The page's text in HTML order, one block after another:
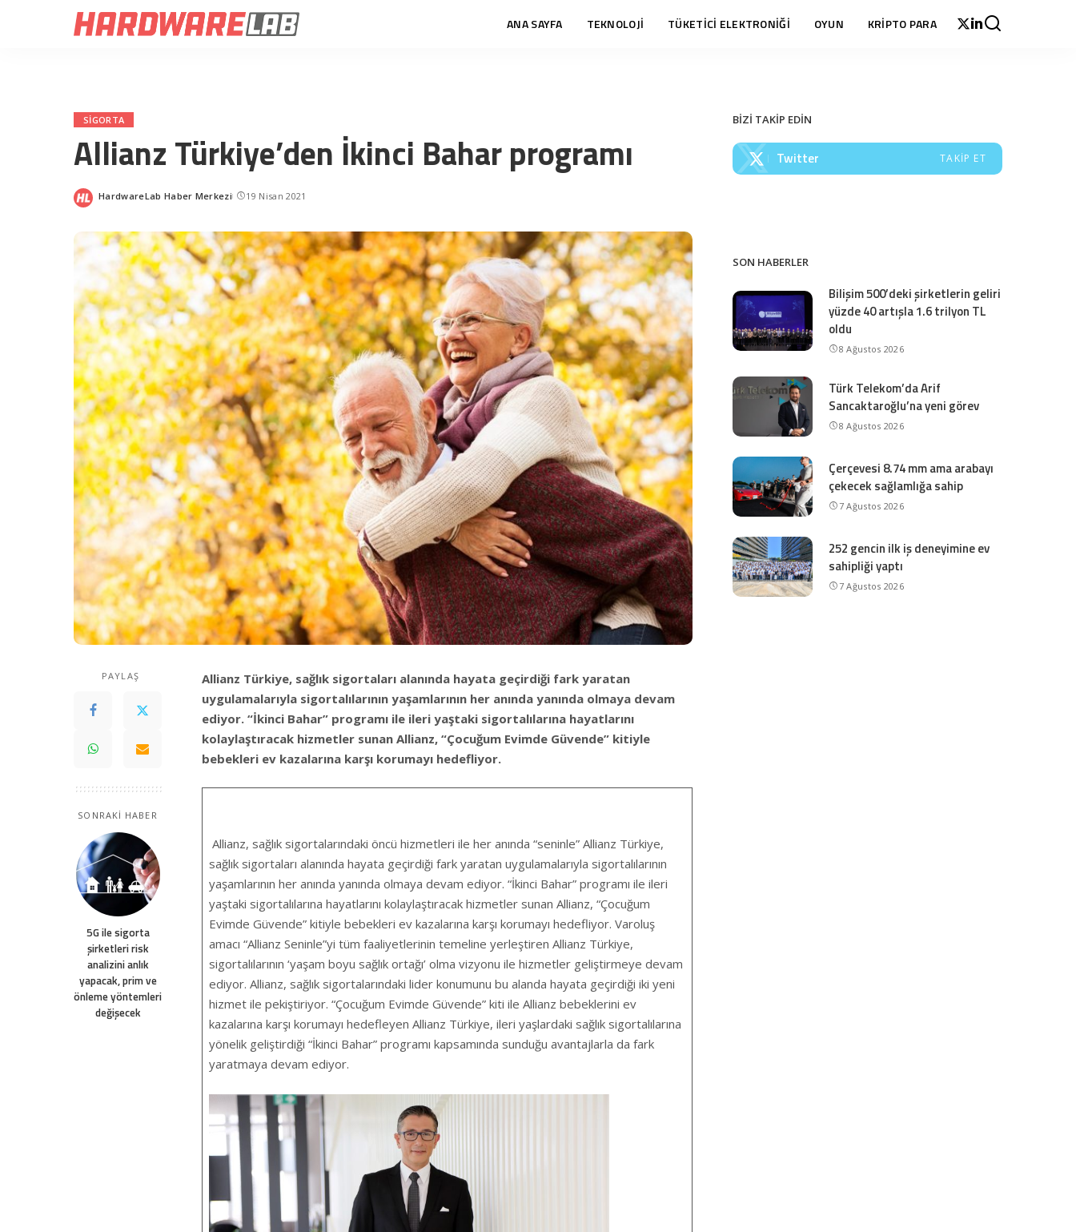
ANA SAYFA TEKNOLOJİ TÜKETİCİ ELEKTRONİĞİ OYUN KRİPTO PARA
SIGORTA
Allianz Türkiye’den İkinci Bahar programı
Posted
HardwareLab Haber Merkezi 19 Nisan 2021
PAYLAŞ
SONRAKİ HABER
5G ile sigorta
şirketleri risk
analizini anlık
yapacak, prim ve
önleme yöntemleri
değişecek
Allianz Türkiye, sağlık sigortaları alanında hayata geçirdiği fark yaratan
uygulamalarıyla sigortalılarının yaşamlarının her anında yanında olmaya devam
ediyor. “İkinci Bahar” programı ile ileri yaştaki sigortalılarına hayatlarını
kolaylaştıracak hizmetler sunan Allianz, “Çocuğum Evimde Güvende” kitiyle
bebekleri ev kazalarına karşı korumayı hedefliyor.
Allianz, sağlık sigortalarındaki öncü hizmetleri ile her anında “seninle” Allianz Türkiye,
sağlık sigortaları alanında hayata geçirdiği fark yaratan uygulamalarıyla sigortalılarının
yaşamlarının her anında yanında olmaya devam ediyor. “İkinci Bahar” programı ile ileri
yaştaki sigortalılarına hayatlarını kolaylaştıracak hizmetler sunan Allianz, “Çocuğum
Evimde Güvende” kitiyle bebekleri ev kazalarına karşı korumayı hedefliyor. Varoluş
amacı “Allianz Seninle”yi tüm faaliyetlerinin temeline yerleştiren Allianz Türkiye,
sigortalılarının ‘yaşam boyu sağlık ortağı’ olma vizyonu ile hizmetler geliştirmeye devam
ediyor. Allianz, sağlık sigortalarındaki lider konumunu bu alanda hayata geçirdiği iki yeni
hizmet ile pekiştiriyor. “Çocuğum Evimde Güvende” kiti ile Allianz bebeklerini ev
kazalarına karşı korumayı hedefleyen Allianz Türkiye, ileri yaşlardaki sağlık sigortalılarına
yönelik geliştirdiği “İkinci Bahar” programı kapsamında sunduğu avantajlarla da fark
yaratmaya devam ediyor.
BİZİ TAKİP EDİN
Twitter TAKIP ET
SON HABERLER
Bilişim 500’deki şirketlerin geliri
yüzde 40 artışla 1.6 trilyon TL
oldu
8 Ağustos 2026
Türk Telekom’da Arif
Sancaktaroğlu’na yeni görev
8 Ağustos 2026
Çerçevesi 8.74 mm ama arabayı
çekecek sağlamlığa sahip
7 Ağustos 2026
252 gencin ilk iş deneyimine ev
sahipliği yaptı
7 Ağustos 2026